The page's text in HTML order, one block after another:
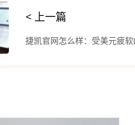
< 上一篇
捷凯官网怎么样：受美元疲